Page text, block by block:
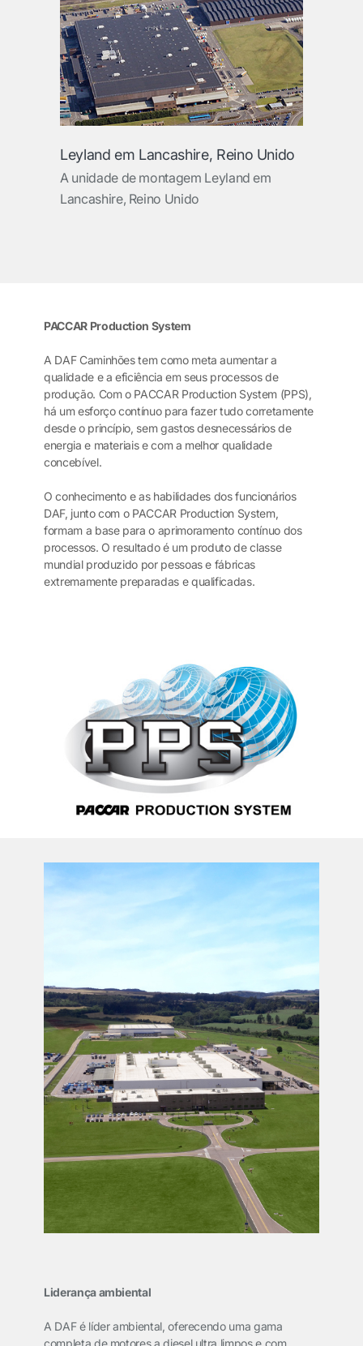
Leyland em Lancashire, Reino Unido
A unidade de montagem Leyland em
Lancashire, Reino Unido
PACCAR Production System
A DAF Caminhões tem como meta aumentar a
qualidade e a eficiência em seus processos de
produção. Com o PACCAR Production System (PPS),
há um esforço contínuo para fazer tudo corretamente
desde o princípio, sem gastos desnecessários de
energia e materiais e com a melhor qualidade
concebível.
O conhecimento e as habilidades dos funcionários
DAF, junto com o PACCAR Production System,
formam a base para o aprimoramento contínuo dos
processos. O resultado é um produto de classe
mundial produzido por pessoas e fábricas
extremamente preparadas e qualificadas.
Liderança ambiental
A DAF é líder ambiental, oferecendo uma gama
completa de motores a diesel ultra limpos e com